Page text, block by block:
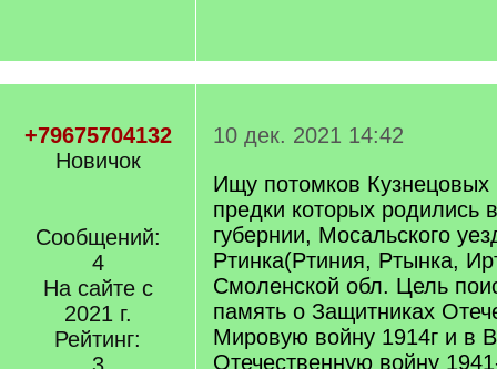
+79675704132
Новичок
Сообщений:
4
На сайте с
2021 г.
Рейтинг:
10 дек. 2021 14:42
Ищу потомков
предки которых родились
губернии, Мосальского
Ртинка(Ртиния, Ртынка,
Смоленской обл. Цель
память о Защитниках
Мировую войну 1914г и в
Отечественную войну